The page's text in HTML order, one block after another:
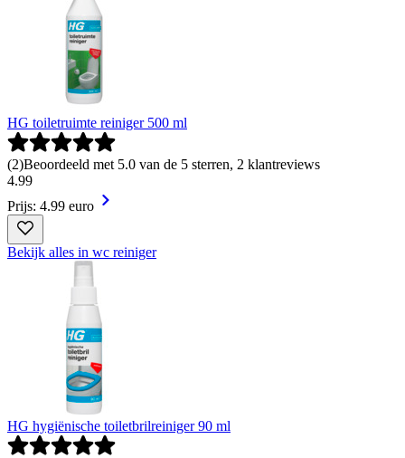
HG toiletruimte reiniger 500 ml
(2)Beoordeeld met 5.0 van de 5 sterren, 2 klantreviews
4.99
Prijs: 4.99 euro
Bekijk alles in wc reiniger
HG hygiënische toiletbrilreiniger 90 ml